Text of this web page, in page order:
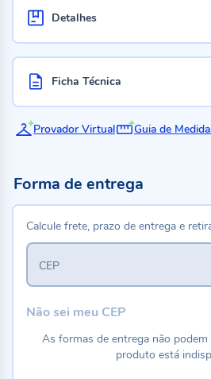
Detalhes
Ficha Técnica
Provador Virtual Guia de
Forma de entrega
Calcule frete, prazo de entrega e
CEP
Não sei meu CEP
As formas de entrega não
produto está